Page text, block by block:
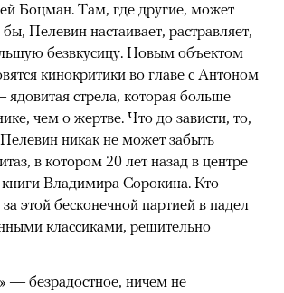
Боцман. Там, где другие, может
Пелевин настаивает, растравляет,
безвкусицу. Новым объектом
кинокритики во главе с Антоном
стрела, которая больше
чем о жертве. Что до зависти, то,
Пелевин никак не может забыть
в котором 20 лет назад в центре
Владимира Сорокина. Кто
этой бесконечной партией в падел
классиками, решительно
— безрадостное, ничем не